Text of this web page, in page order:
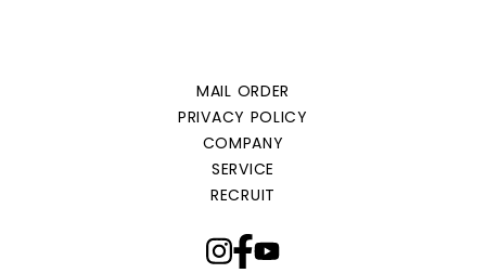
MAIL ORDER
PRIVACY POLICY
COMPANY
SERVICE
RECRUIT